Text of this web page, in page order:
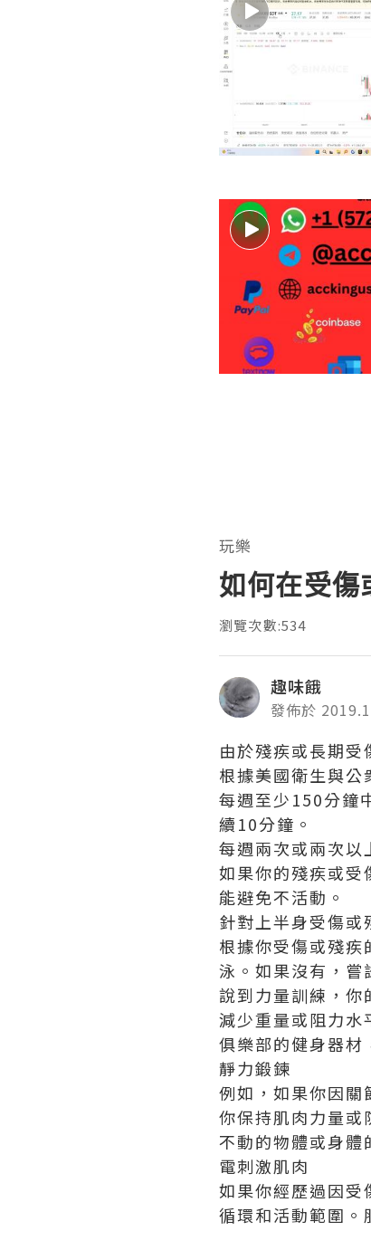
玩樂
如何在受傷
瀏覽次數:534
趣味餓
發佈於
由於殘疾或長期
根據美國衛生與
每週至少150分鐘
續10分鐘。
每週兩次或兩次
如果你的殘疾或
能避免不活動。
針對上半身受傷或
根據你受傷或殘
泳。 如果沒有，嘗
說到力量訓練，
減少重量或阻力水
俱樂部的健身器材
靜力鍛鍊
例如，如果你因
你保持肌肉力量或
不動的物體或身體
電刺激肌肉
如果你經歷過因
循環和活動範圍。